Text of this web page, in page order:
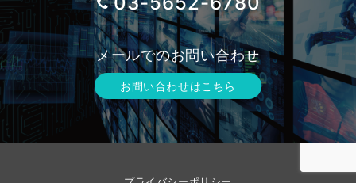
メールでのお問い合わせ
お問い合わせはこちら